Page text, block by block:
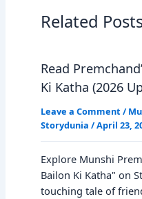
Related
Read
Ki Katha (2026
Leave a Comment /
Storydunia /April 23,
Explore Munshi
Bailon Ki Katha" on
touching tale of